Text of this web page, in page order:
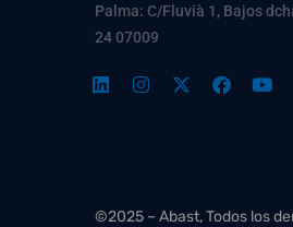
Palma: C/Fluvià 1, Bajos
24 07009
©2025 – Abast, Todos los